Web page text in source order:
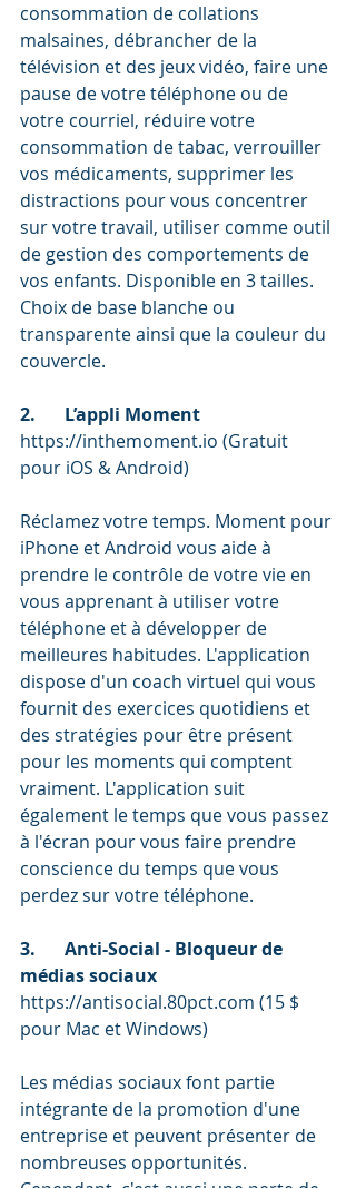
consommation de collations
malsaines, débrancher de la
télévision et des jeux vidéo, faire une
pause de votre téléphone ou de
votre courriel, réduire votre
consommation de tabac, verrouiller
vos médicaments, supprimer les
distractions pour vous concentrer
sur votre travail, utiliser comme outil
de gestion des comportements de
vos enfants. Disponible en 3 tailles.
Choix de base blanche ou
transparente ainsi que la couleur du
couvercle.
2.	L’appli Moment
https://inthemoment.io (Gratuit
pour iOS & Android)
Réclamez votre temps. Moment pour
iPhone et Android vous aide à
prendre le contrôle de votre vie en
vous apprenant à utiliser votre
téléphone et à développer de
meilleures habitudes. L'application
dispose d'un coach virtuel qui vous
fournit des exercices quotidiens et
des stratégies pour être présent
pour les moments qui comptent
vraiment. L'application suit
également le temps que vous passez
à l'écran pour vous faire prendre
conscience du temps que vous
perdez sur votre téléphone.
3.	Anti-Social - Bloqueur de
médias sociaux
https://antisocial.80pct.com (15 $
pour Mac et Windows)
Les médias sociaux font partie
intégrante de la promotion d'une
entreprise et peuvent présenter de
nombreuses opportunités.